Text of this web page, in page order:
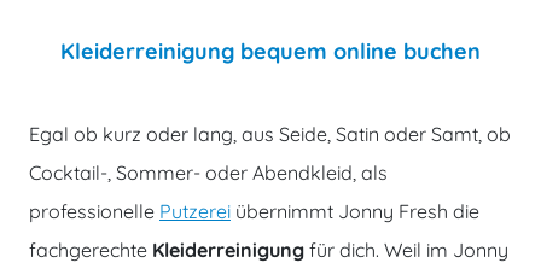
Kleiderreinigung bequem online buchen
Egal ob kurz oder lang, aus Seide, Satin oder Samt, ob
Cocktail-, Sommer- oder Abendkleid, als
professionelle Putzerei übernimmt Jonny Fresh die
fachgerechte Kleiderreinigung für dich. Weil im Jonny